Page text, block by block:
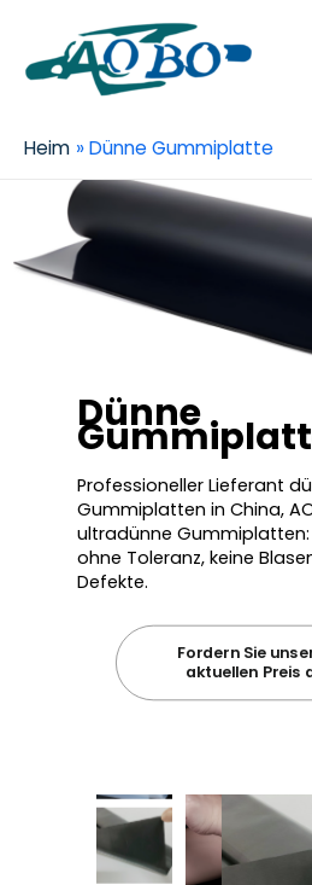
Heim Dünne Gummiplatte
Dünne
Professioneller Lieferant
Gummiplatten in China,
ultradünne Gummiplatten:
ohne Toleranz, keine
Defekte.
Fordern Sie
aktuellen Preis